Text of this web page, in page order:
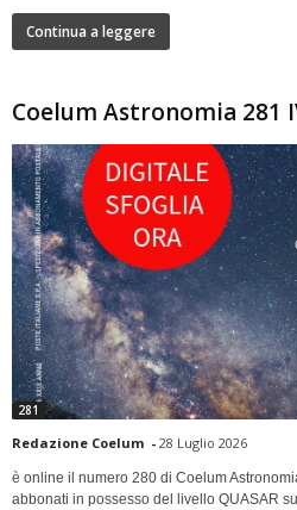
Continua a leggere
Coelum Astronomia 281
281
Redazione Coelum - 28 Luglio 2026
è online il numero 280 di Coelum
abbonati in possesso del livello QUASAR